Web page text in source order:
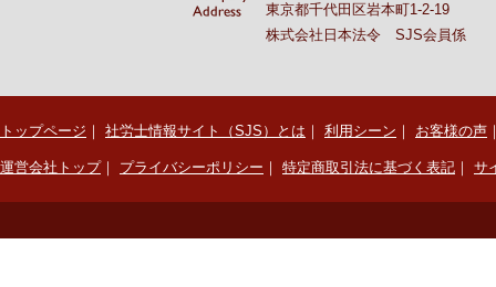
東京都千代田区岩本町1-2-19
株式会社日本法令 SJS会員係
トップページ ｜ 社労士情報サイト（SJS）とは ｜ 利用シーン ｜ お客様の声
運営会社トップ｜ プライバシーポリシー ｜ 特定商取引法に基づく表記 ｜ サ